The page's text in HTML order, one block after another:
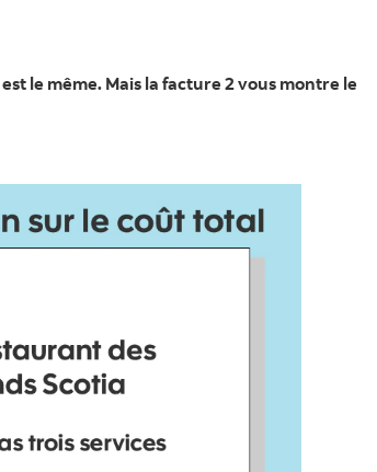
le même. Mais la facture 2 vous montre le